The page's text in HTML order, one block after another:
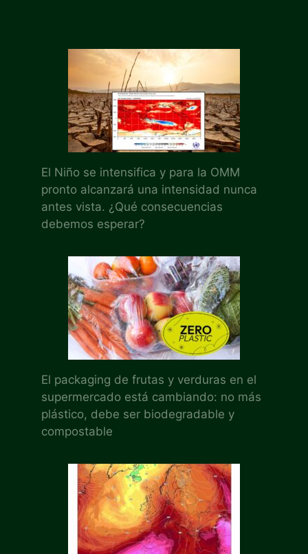
El Niño se intensifica y para la OMM
pronto alcanzará una intensidad nunca
antes vista. ¿Qué consecuencias
debemos esperar?
El packaging de frutas y verduras en el
supermercado está cambiando: no más
plástico, debe ser biodegradable y
compostable